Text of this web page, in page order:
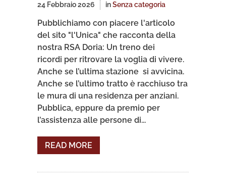
24 Febbraio 2026 inSenza categoria
Pubblichiamo con piacere l'articolo
del sito "l'Unica" che racconta della
nostra RSA Doria: Un treno dei
ricordi per ritrovare la voglia di vivere.
Anche se l’ultima stazione si avvicina.
Anche se l’ultimo tratto è racchiuso tra
le mura di una residenza per anziani.
Pubblica, eppure da premio per
l’assistenza alle persone di...
READ MORE